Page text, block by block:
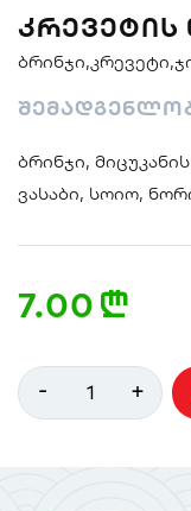
ᲙᲠᲔᲕᲔᲢᲘᲡ
ბრინჯი,
ვასაბი, სოიო,
7.00 n
- 1 +